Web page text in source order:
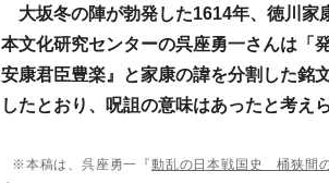
大坂冬の陣が勃発した1614年、徳川
本文化研究センターの呉座勇一さんは「
安康君臣豊楽』と家康の諱を分割した銘
したとおり、呪詛の意味はあったと考
※本稿は、呉座勇一『動乱の日本戦国史 桶狭間